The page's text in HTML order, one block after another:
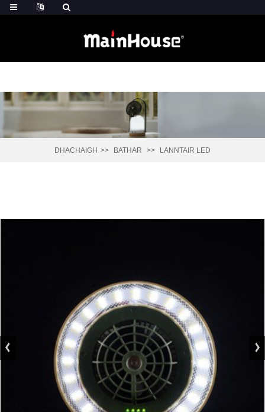
DHACHAIGH BATHAR LANNTAIR LED